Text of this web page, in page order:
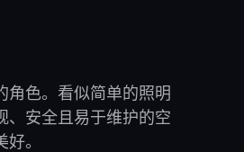
角色。看似简单的照明
、安全且易于维护的空
。